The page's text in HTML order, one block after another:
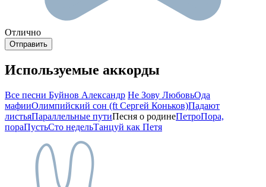
Отлично
Используемые аккорды
Все песни Буйнов Александр Не Зову ЛюбовьОда
мафииОлимпийский сон (ft Сергей Коньков)Падают
листьяПараллельные путиПесня о родинеПетроПора,
пораПустьСто недельТанцуй как Петя